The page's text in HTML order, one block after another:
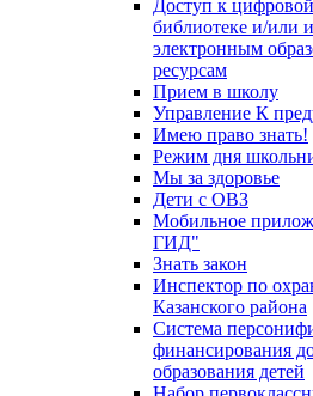
Доступ к
библиотеке и/или
электронным
ресурсам
Прием в школу
Управление К
Имею право знать!
Режим дня
Мы за здоровье
Дети с ОВЗ
Мобильное
ГИД"
Знать закон
Инспектор по
Казанского района
Система
финансирования
образования детей